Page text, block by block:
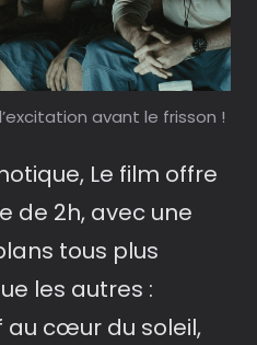
avant le frisson !
Le film offre
de 2h, avec une
tous plus
les autres :
au cœur du soleil,